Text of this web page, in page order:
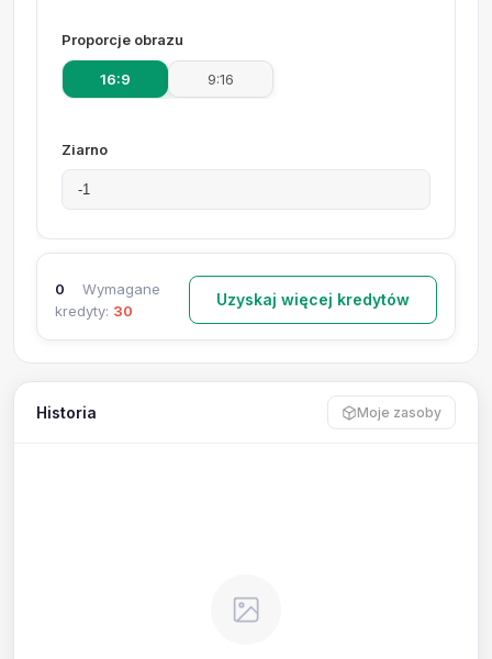
Proporcje obrazu
16:9 9:16
Ziarno
0
Wymagane
kredyty: 30
Uzyskaj więcej kredytów
Historia Moje zasoby